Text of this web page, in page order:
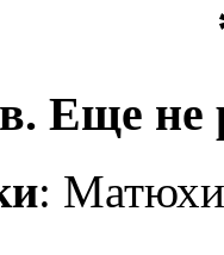
Еще не
: